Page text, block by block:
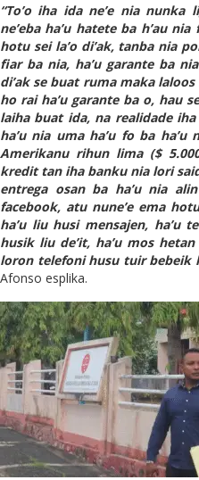
“To’o iha ida ne’e nia nunka
ne’eba ha’u hatete ba h’au
hotu sei la’o di’ak, tanba nia
fiar ba nia, ha’u garante ba
di’ak se buat ruma maka laloos
ho rai ha’u garante ba o, hau
laiha buat ida, na realidade iha
ha’u nia uma ha’u fo ba
Amerikanu rihun lima ($
kredit tan iha banku nia lori
entrega osan ba ha’u nia
facebook, atu nune’e ema
ha’u liu husi mensajen, ha’u
husik liu de’it, ha’u mos
loron telefoni husu tuir bebeik
Afonso esplika.